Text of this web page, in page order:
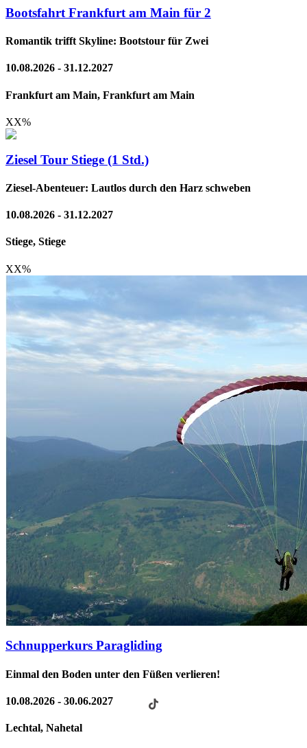
Bootsfahrt Frankfurt am Main für 2
Romantik trifft Skyline: Bootstour für Zwei
10.08.2026 - 31.12.2027
Frankfurt am Main, Frankfurt am Main
XX%
Ziesel Tour Stiege (1 Std.)
Ziesel-Abenteuer: Lautlos durch den Harz schweben
10.08.2026 - 31.12.2027
Stiege, Stiege
XX%
Schnupperkurs Paragliding
Einmal den Boden unter den Füßen verlieren!
10.08.2026 - 30.06.2027
Lechtal, Nahetal